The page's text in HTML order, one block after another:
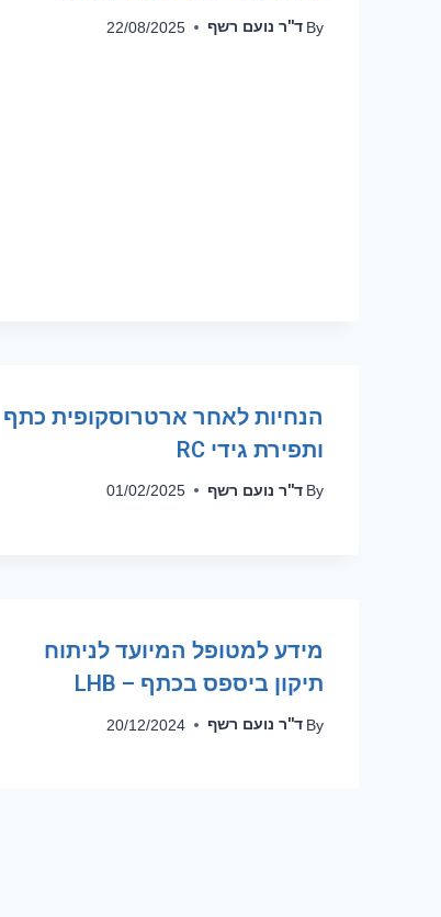
By ד''ר נועם רשף 22/08/2025
הנחיות לאחר ארטרוסקופית כתף
ותפירת גידי RC
By ד''ר נועם רשף 01/02/2025
מידע למטופל המיועד לניתוח
תיקון ביספס בכתף – LHB
By ד''ר נועם רשף 20/12/2024